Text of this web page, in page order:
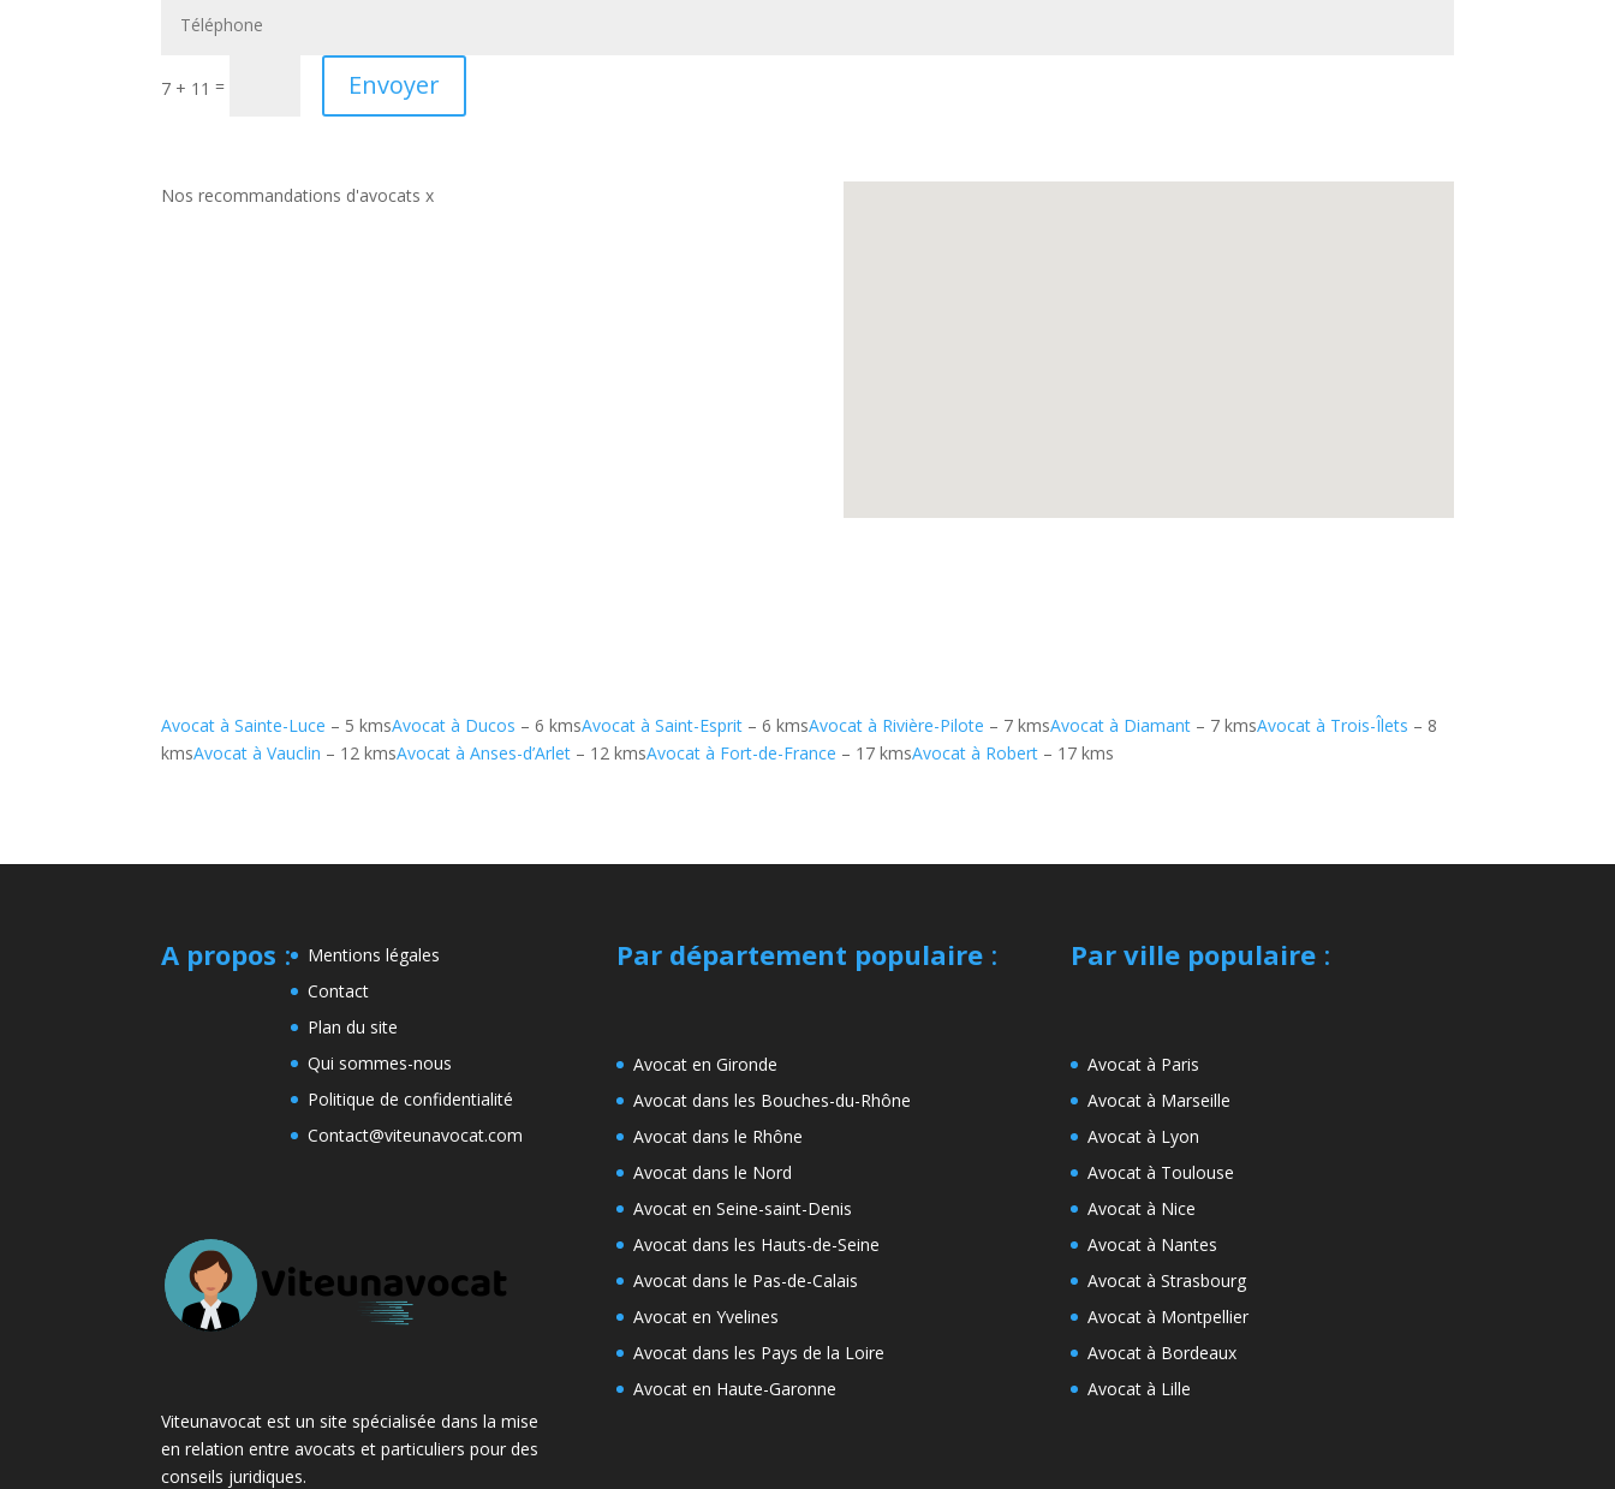
7 + 11 = Envoyer
Nos recommandations d'avocats x
Avocat à Sainte-Luce – 5 kmsAvocat à Ducos – 6 kmsAvocat à Saint-Esprit – 6 kmsAvocat à Rivière-Pilote – 7 kmsAvocat à Diamant – 7 kmsAvocat à Trois-Îlets – 8
kmsAvocat à Vauclin – 12 kmsAvocat à Anses-d’Arlet – 12 kmsAvocat à Fort-de-France – 17 kmsAvocat à Robert – 17 kms
A propos :
Mentions légales
Contact
Plan du site
Qui sommes-nous
Politique de confidentialité
Contact@viteunavocat.com
Viteunavocat est un site spécialisée dans la mise
en relation entre avocats et particuliers pour des
conseils juridiques.
Par département populaire:
Avocat en Gironde
Avocat dans les Bouches-du-Rhône
Avocat dans le Rhône
Avocat dans le Nord
Avocat en Seine-saint-Denis
Avocat dans les Hauts-de-Seine
Avocat dans le Pas-de-Calais
Avocat en Yvelines
Avocat dans les Pays de la Loire
Avocat en Haute-Garonne
Par ville populaire:
Avocat à Paris
Avocat à Marseille
Avocat à Lyon
Avocat à Toulouse
Avocat à Nice
Avocat à Nantes
Avocat à Strasbourg
Avocat à Montpellier
Avocat à Bordeaux
Avocat à Lille